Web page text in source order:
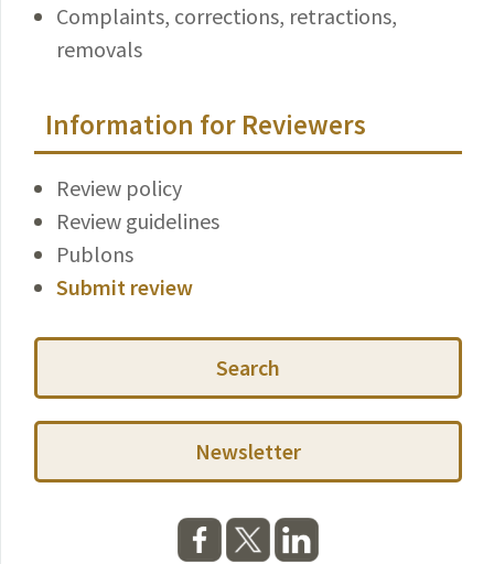
Complaints, corrections, retractions,
removals
Information for Reviewers
Review policy
Review guidelines
Publons
Submit review
Search
Newsletter